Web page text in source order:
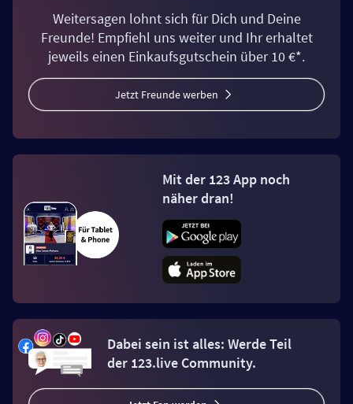
Weitersagen lohnt sich für Dich und Deine
Freunde! Empfiehl uns weiter und Ihr erhaltet
jeweils einen Einkaufsgutschein über 10 €*.
Jetzt Freunde werben
Mit der 123 App noch
näher dran!
Dabei sein ist alles: Werde Teil
der 123.live Community.